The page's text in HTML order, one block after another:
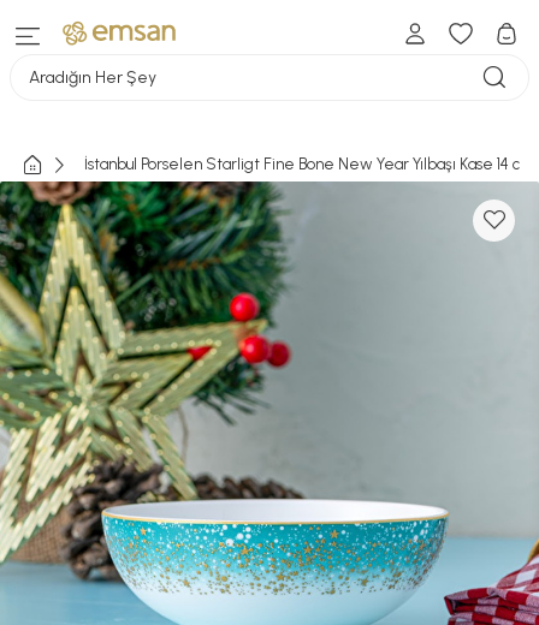
Aradığın Her Şey
İstanbul Porselen Starligt Fine Bone New Year Yılbaşı Kase 14 cm